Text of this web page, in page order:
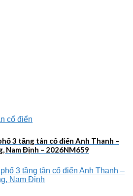
3 tầng tân cổ điển Anh Thanh –
Nam Định – 2026NM659
3 tầng tân cổ điển Anh Thanh –
Nam Định